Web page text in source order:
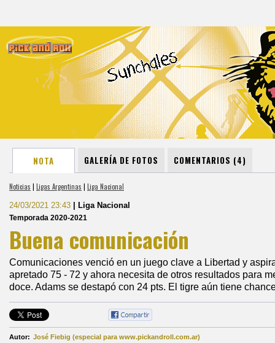
NOTA GALERÍA DE FOTOS COMENTARIOS (4)
Noticias | Ligas Argentinas | Liga Nacional
24/03/2021 23:43 | Liga Nacional
Temporada 2020-2021
Buena comunicación
Comunicaciones venció en un juego clave a Libertad y
apretado 75 - 72 y ahora necesita de otros resultados para
doce. Adams se destapó con 24 pts. El tigre aún tiene
Autor: José Fiebig (especial para www.pickandroll.com.ar)